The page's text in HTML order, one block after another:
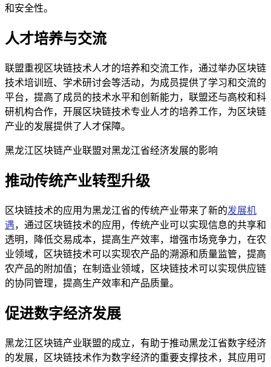
和安全性。
人才培养与交流
联盟重视区块链技术人才的培养和交流工作，通过举办区块链
技术培训班、学术研讨会等活动，为成员提供了学习和交流的
平台，提高了成员的技术水平和创新能力，联盟还与高校和科
研机构合作，开展区块链技术专业人才的培养工作，为区块链
产业的发展提供了人才保障。
黑龙江区块链产业联盟对黑龙江省经济发展的影响
推动传统产业转型升级
区块链技术的应用为黑龙江省的传统产业带来了新的发展机
遇，通过区块链技术的应用，传统产业可以实现信息的共享和
透明，降低交易成本，提高生产效率，增强市场竞争力，在农
业领域，区块链技术可以实现农产品的溯源和质量监管，提高
农产品的附加值；在制造业领域，区块链技术可以实现供应链
的协同管理，提高生产效率和产品质量。
促进数字经济发展
黑龙江区块链产业联盟的成立，有助于推动黑龙江省数字经济
的发展，区块链技术作为数字经济的重要支撑技术，其应用可